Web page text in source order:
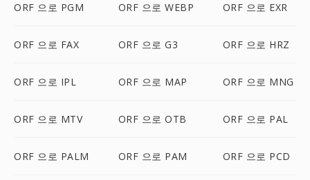
ORF 으로 PGM ORF 으로 WEBP ORF 으로 EXR
ORF 으로 FAX ORF 으로 G3 ORF 으로 HRZ
ORF 으로 IPL ORF 으로 MAP ORF 으로 MNG
ORF 으로 MTV ORF 으로 OTB ORF 으로 PAL
ORF 으로 PALM ORF 으로 PAM ORF 으로 PCD